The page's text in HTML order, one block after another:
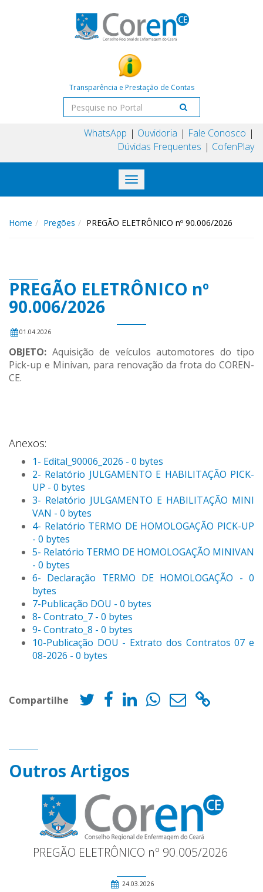
Transparência e Prestação de Contas
WhatsApp Ouvidoria
Fale Conosco
Dúvidas Frequentes
CofenPlay
Toggle
navigation
Home Pregões PREGÃO ELETRÔNICO nº 90.006/2026
PREGÃO ELETRÔNICO nº
90.006/2026
01.04.2026
OBJETO: Aquisição de veículos automotores do tipo
Pick-up e Minivan, para renovação da frota do COREN-
CE.
Anexos:
1- Edital_90006_2026 - 0 bytes
2- Relatório JULGAMENTO E HABILITAÇÃO PICK-
UP - 0 bytes
3- Relatório JULGAMENTO E HABILITAÇÃO MINI
VAN - 0 bytes
4- Relatório TERMO DE HOMOLOGAÇÃO PICK-UP
- 0 bytes
5- Relatório TERMO DE HOMOLOGAÇÃO MINIVAN
- 0 bytes
6- Declaração TERMO DE HOMOLOGAÇÃO - 0
bytes
7-Publicação DOU - 0 bytes
8- Contrato_7 - 0 bytes
9- Contrato_8 - 0 bytes
10-Publicação DOU - Extrato dos Contratos 07 e
08-2026 - 0 bytes
Compartilhe
Outros Artigos
PREGÃO ELETRÔNICO nº 90.005/2026
24.03.2026